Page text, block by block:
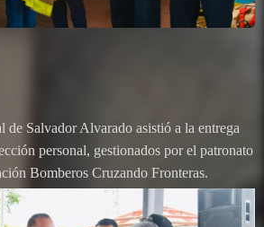
de Salvador Alvarado asistió a la entrega
personal, gestionados por el patronato
Bomberos Cruzando Fronteras.